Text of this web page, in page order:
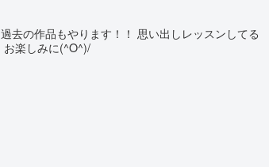
去の作品もやります！！ 思い出しレッスンしてる
楽しみに(^O^)/